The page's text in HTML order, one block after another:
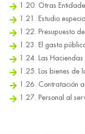
1.20. Otras
1.21. Estudio
1.22. Presupuesto
1.23. El gasto
1.24. Las Haciendas
1.25. Los bienes de
1.26. Contratación
1.27. Personal al